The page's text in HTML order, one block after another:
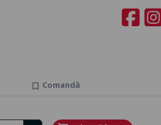
bookmark Comandă